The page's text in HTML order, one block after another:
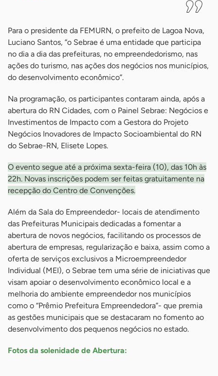
Para o presidente da FEMURN, o prefeito de Lagoa Nova,
Luciano Santos, “o Sebrae é uma entidade que participa
no dia a dia das prefeituras, no empreendedorismo, nas
ações do turismo, nas ações dos negócios nos municípios,
do desenvolvimento econômico”.
Na programação, os participantes contaram ainda, após a
abertura do RN Cidades, com o Painel Sebrae: Negócios e
Investimentos de Impacto com a Gestora do Projeto
Negócios Inovadores de Impacto Socioambiental do RN
do Sebrae-RN, Elisete Lopes.
O evento segue até a próxima sexta-feira (10), das 10h às
22h. Novas inscrições podem ser feitas gratuitamente na
recepção do Centro de Convenções.
Além da Sala do Empreendedor- locais de atendimento
das Prefeituras Municipais dedicadas a fomentar a
abertura de novos negócios, facilitando os processos de
abertura de empresas, regularização e baixa, assim como a
oferta de serviços exclusivos a Microempreendedor
Individual (MEI), o Sebrae tem uma série de iniciativas que
visam apoiar o desenvolvimento econômico local e a
melhoria do ambiente empreendedor nos municípios
como o “Prêmio Prefeitura Empreendedora”- que premia
as gestões municipais que se destacaram no fomento ao
desenvolvimento dos pequenos negócios no estado.
Fotos da solenidade de Abertura: